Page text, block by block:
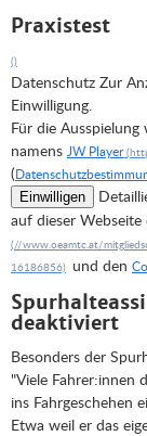
Praxistest
Datenschutz Zur
Einwilligung.
Für die
namens JW Player
(
Einwilligen
auf dieser
und den
deaktiviert
Besonders der
"Viele Fahrer:innen
ins Fahrgeschehen
Etwa weil er das